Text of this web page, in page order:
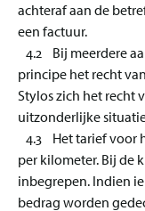
achteraf aan de
een factuur.
4.2 Bij meerdere
principe het recht
Stylos zich het recht
uitzonderlijke
4.3 Het tarief voor
per kilometer. Bij de
inbegrepen. Indien
bedrag worden